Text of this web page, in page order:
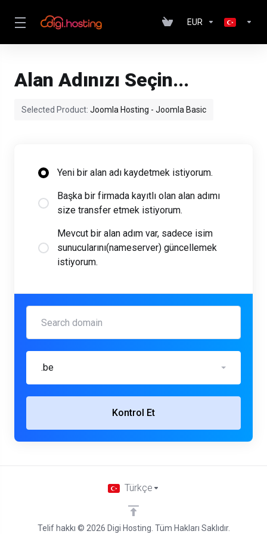
EUR
Alan Adınızı Seçin...
Selected Product: Joomla Hosting - Joomla Basic
Yeni bir alan adı kaydetmek istiyorum.
Başka bir firmada kayıtlı olan alan adımı
size transfer etmek istiyorum.
Mevcut bir alan adım var, sadece isim
sunucularını(nameserver) güncellemek
istiyorum.
.be
Kontrol Et
Telif hakkı © 2026 Digi Hosting. Tüm Hakları Saklıdır.
Türkçe